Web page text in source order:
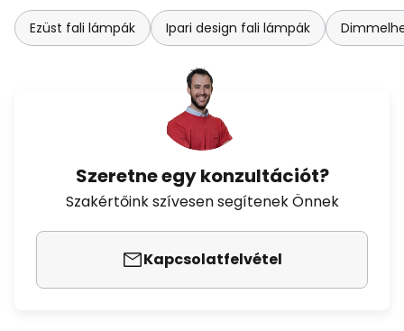
Ezüst fali lámpák Ipari design fali lámpák
Szeretne egy konzultációt?
Szakértőink szívesen segítenek Önnek
Kapcsolatfelvétel